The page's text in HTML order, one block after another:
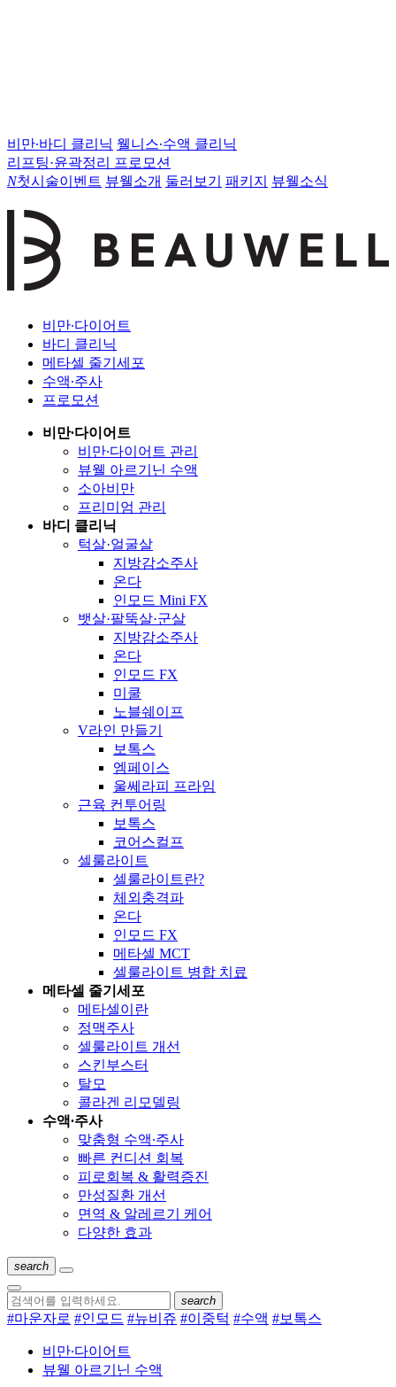
비만∙바디 클리닉 웰니스∙수액 클리닉
리프팅·윤곽정리 프로모션
N첫시술이벤트 뷰웰소개 둘러보기 패키지 뷰웰소식
비만∙다이어트
바디 클리닉
메타셀 줄기세포
수액∙주사
프로모션
비만∙다이어트
비만∙다이어트 관리
뷰웰 아르기닌 수액
소아비만
프리미엄 관리
바디 클리닉
턱살·얼굴살
지방감소주사
온다
인모드 Mini FX
뱃살·팔뚝살·군살
지방감소주사
온다
인모드 FX
미쿨
노블쉐이프
V라인 만들기
보톡스
엠페이스
울쎄라피 프라임
근육 컨투어링
보톡스
코어스컬프
셀룰라이트
셀룰라이트란?
체외충격파
온다
인모드 FX
메타셀 MCT
셀룰라이트 병합 치료
메타셀 줄기세포
메타셀이란
정맥주사
셀룰라이트 개선
스킨부스터
탈모
콜라겐 리모델링
수액∙주사
맞춤형 수액∙주사
빠른 컨디션 회복
피로회복 & 활력증진
만성질환 개선
면역 & 알레르기 케어
다양한 효과
search
search
#마운자로 #인모드 #뉴비쥬 #이중턱 #수액 #보톡스
비만∙다이어트
뷰웰 아르기닌 수액